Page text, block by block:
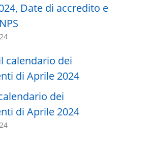
Date di accredito e
dei
di Aprile 2024